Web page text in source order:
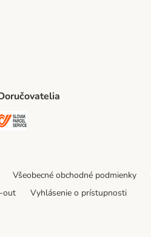
Method
Payment Method
Všeobecné obchodné podmienky
out Vyhlásenie o prístupnosti